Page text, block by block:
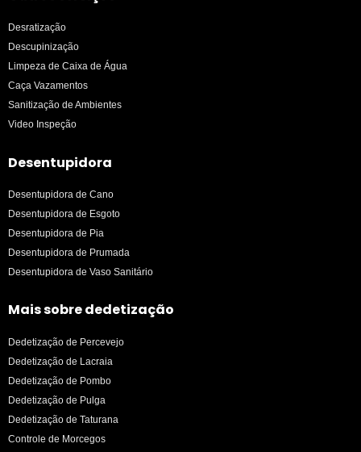
Desratização
Descupinização
Limpeza de Caixa de Água
Caça Vazamentos
Sanitização de Ambientes
Video Inspeção
Desentupidora
Desentupidora de Cano
Desentupidora de Esgoto
Desentupidora de Pia
Desentupidora de Prumada
Desentupidora de Vaso Sanitário
Mais sobre dedetização
Dedetização de Percevejo
Dedetização de Lacraia
Dedetização de Pombo
Dedetização de Pulga
Dedetização de Taturana
Controle de Morcegos